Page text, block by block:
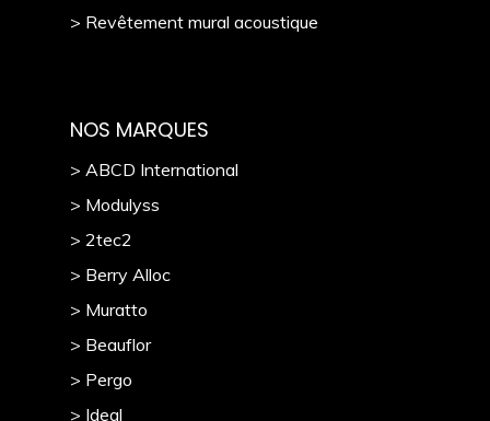
> Revêtement mural acoustique
NOS MARQUES
> ABCD International
> Modulyss
> 2tec2
> Berry Alloc
> Muratto
> Beauflor
> Pergo
> Ideal